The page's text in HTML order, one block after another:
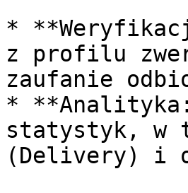
*
z profilu
zaufanie
*
statystyk, w
(Delivery) i